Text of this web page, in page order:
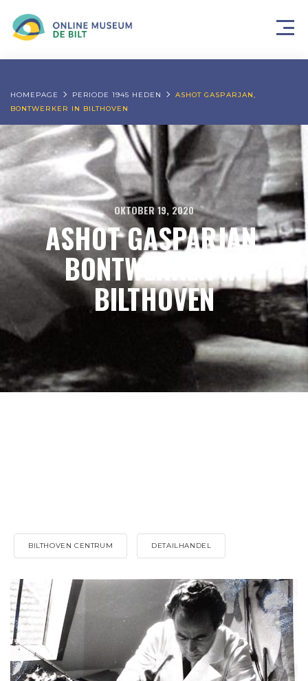
HOMEPAGE PERIODE 1945 HEDEN
ASHOT GASPARJAN,
BONTWERKER IN BILTHOVEN
OKTOBER 19, 2020
ASHOT GASPARJAN,
BONTWERKER IN
BILTHOVEN
BILTHOVEN CENTRUM DETAILHANDEL